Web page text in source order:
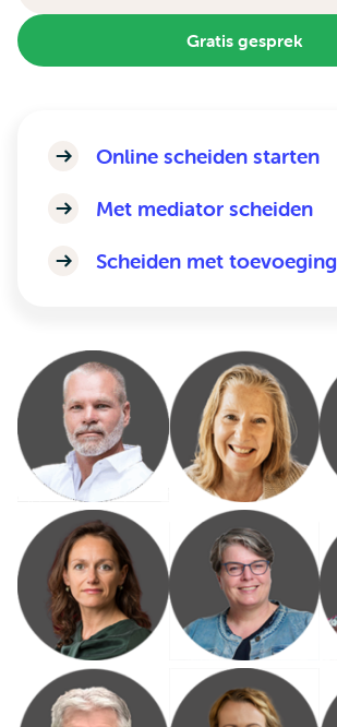
Gratis gesprek
Online scheiden starten
Met mediator scheiden
Scheiden met toevoeging